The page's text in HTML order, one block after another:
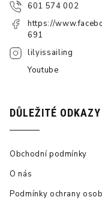
601 574 002
https://
691
lilyissailing
Youtube
DŮLEŽITÉ ODKAZY
Obchodní podmínky
O nás
Podmínky ochrany